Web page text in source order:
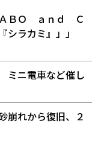
ＢＯ ａｎｄ Ｃ
シラカミ』」」
ミニ電車など催し
崩れから復旧、２